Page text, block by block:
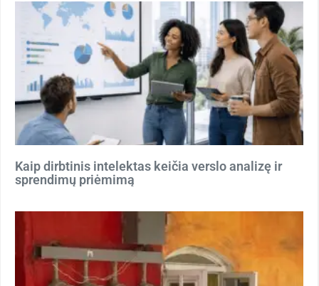
Kaip dirbtinis intelektas keičia verslo analizę ir
sprendimų priėmimą